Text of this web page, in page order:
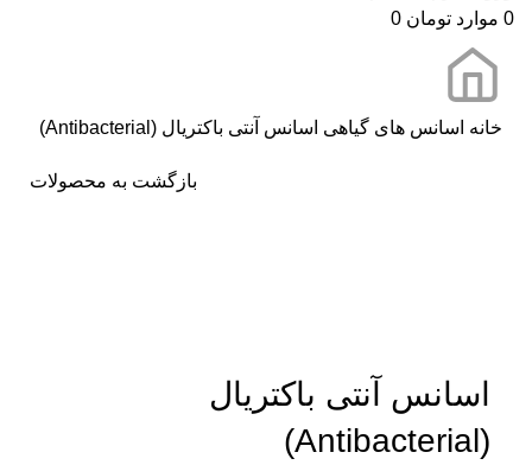
0 موارد تومان
خانه اسانس های گیاهی اسانس آنتی باکتریال (Antibacterial)
بازگشت به محصولات
اسانس آنتی باکتریال
(Antibacterial)